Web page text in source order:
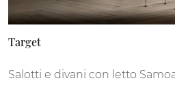
Target
Salotti e divani con letto